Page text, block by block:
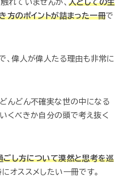
れていませんが、 人としての生
方のポイントが詰まった一冊で
、偉人が偉人たる理由も非常に
んどん不確実な世の中になる
くべきか自分の頭で考え抜く
し方について漠然と思考を巡
オススメしたい一冊です。